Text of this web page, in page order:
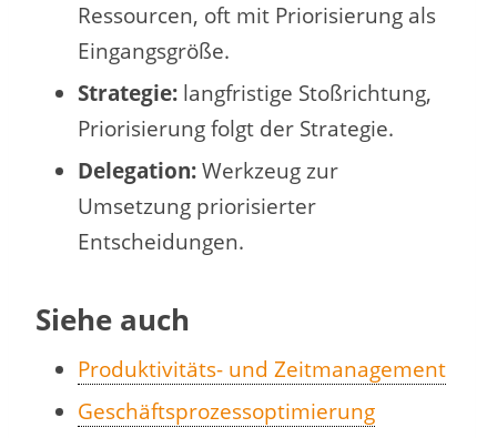
Ressourcen, oft mit Priorisierung als
Eingangsgröße.
Strategie: langfristige Stoßrichtung,
Priorisierung folgt der Strategie.
Delegation:Werkzeug zur
Umsetzung priorisierter
Entscheidungen.
Siehe auch
Produktivitäts- und Zeitmanagement
Geschäftsprozessoptimierung